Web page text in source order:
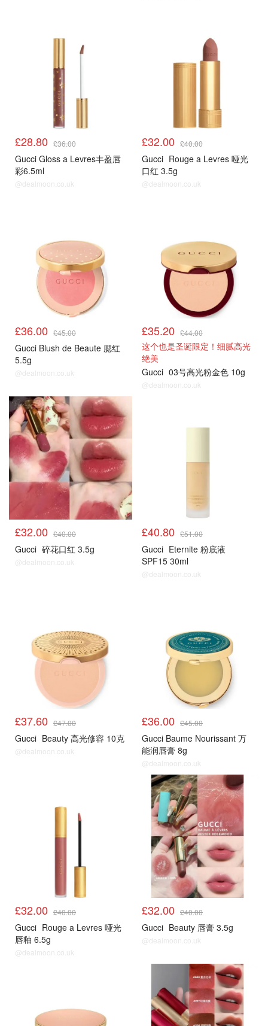
£28.80 £36.00
Gucci Gloss a Levres丰盈唇
彩6.5ml
@dealmoon.co.uk
£32.00 £40.00
Gucci Rouge a Levres 哑光
口红 3.5g
@dealmoon.co.uk
£36.00 £45.00
Gucci Blush de Beaute 腮红
5.5g
@dealmoon.co.uk
£35.20 £44.00
这个也是圣诞限定！细腻高光
绝美
Gucci 03号高光粉金色 10g
@dealmoon.co.uk
8折
£32.00 £40.00
Gucci 碎花口红 3.5g
@dealmoon.co.uk
£40.80 £51.00
Gucci Eternite 粉底液
SPF15 30ml
@dealmoon.co.uk
£37.60 £47.00
Gucci Beauty 高光修容 10克
@dealmoon.co.uk
£36.00 £45.00
Gucci Baume Nourissant 万
能润唇膏 8g
@dealmoon.co.uk
£32.00 £40.00
Gucci Rouge a Levres 哑光
唇釉 6.5g
@dealmoon.co.uk
8折
£32.00 £40.00
Gucci Beauty 唇膏 3.5g
@dealmoon.co.uk